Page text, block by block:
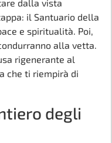
dalla vista
il Santuario della
e spiritualità. Poi,
alla vetta.
rigenerante al
che ti riempirà di
degli